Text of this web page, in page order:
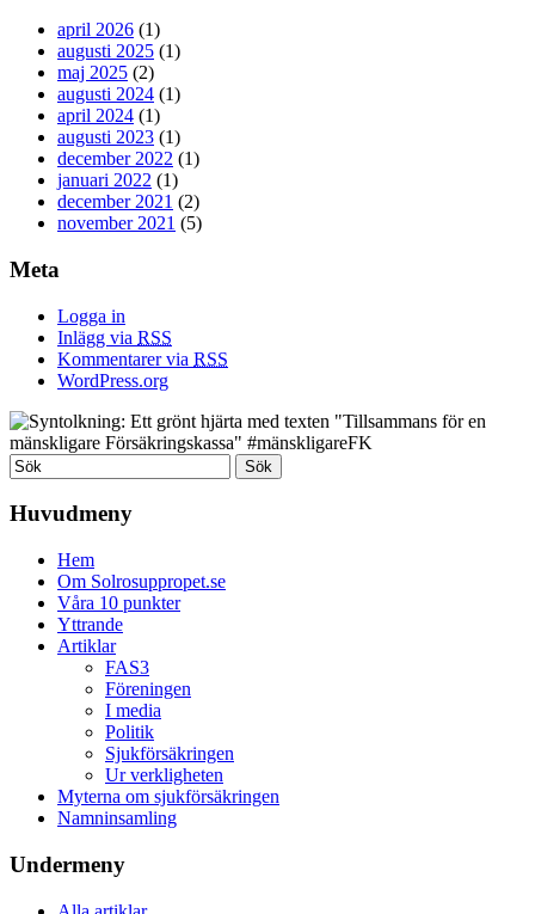
april 2026 (1)
augusti 2025 (1)
maj 2025 (2)
augusti 2024 (1)
april 2024 (1)
augusti 2023 (1)
december 2022 (1)
januari 2022 (1)
december 2021 (2)
november 2021 (5)
Meta
Logga in
Inlägg via RSS
Kommentarer via RSS
WordPress.org
Huvudmeny
Hem
Om Solrosuppropet.se
Våra 10 punkter
Yttrande
Artiklar
FAS3
Föreningen
I media
Politik
Sjukförsäkringen
Ur verkligheten
Myterna om sjukförsäkringen
Namninsamling
Undermeny